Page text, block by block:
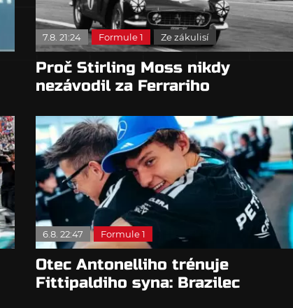
7.8. 21:24 Formule 1 Ze zákulisí
Proč Stirling Moss nikdy
nezávodil za Ferrariho
6.8. 22:47 Formule 1
Otec Antonelliho trénuje
Fittipaldiho syna: Brazilec